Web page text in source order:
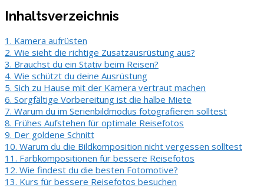
Inhaltsverzeichnis
1. Kamera aufrüsten
2. Wie sieht die richtige Zusatzausrüstung aus?
3. Brauchst du ein Stativ beim Reisen?
4. Wie schützt du deine Ausrüstung
5. Sich zu Hause mit der Kamera vertraut machen
6. Sorgfältige Vorbereitung ist die halbe Miete
7. Warum du im Serienbildmodus fotografieren solltest
8. Frühes Aufstehen für optimale Reisefotos
9. Der goldene Schnitt
10. Warum du die Bildkomposition nicht vergessen solltest
11. Farbkompositionen für bessere Reisefotos
12. Wie findest du die besten Fotomotive?
13. Kurs für bessere Reisefotos besuchen